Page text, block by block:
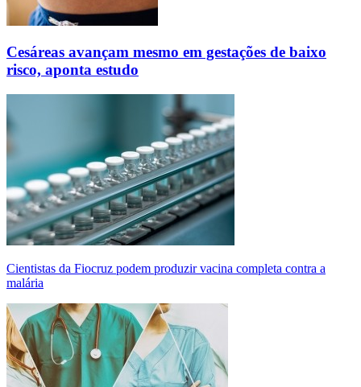
Cesáreas avançam mesmo em gestações de baixo
risco, aponta estudo
Cientistas da Fiocruz podem produzir vacina completa contra a
malária